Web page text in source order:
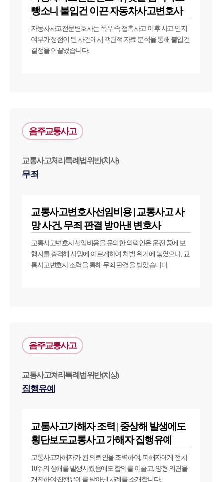
뺑소니 불입건 이끈 자동차사고변호사
자동차사고전문변호사는 폭우 속 접촉사고 이후 사고 인지
여부가 쟁점이 된 사건에서 객관적 자료 분석을 통해 불입건
결정을 이끌었습니다.
음주교통사고
교통사고처리특례법위반(치사)
무죄
교통사고변호사선임비용 | 교통사고 사
망 사건, 무죄 판결 받아낸 변호사
교통사고변호사선임비용을 문의한 의뢰인은 운전 중에 보
행자를 충격해 사망에 이르게하여 처벌 위기에 놓였으나, 교
통사고변호사 조력을 통해 무죄 판결을 받았습니다.
음주교통사고
교통사고처리특례법위반(치상)
집행유예
교통사고가해자 조력 | 중상해 발생에도
횡단보도교통사고 가해자 집행유예
교통사고가해자가 된 의뢰인을 조력하여, 피해자에게 전치
10주의 상해를 발생시켰음에도 합의를 이끌고, 양형 의견을
개진하여 집행유예를 받아낸 사례를 소개합니다.